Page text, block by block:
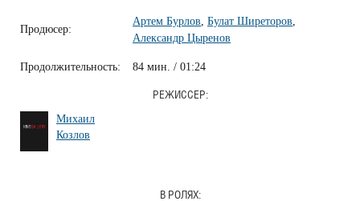
Продюсер:
Артем Бурлов, Булат Ширеторов,
Александр Цыренов
Продолжительность: 84 мин. / 01:24
РЕЖИССЕР:
Михаил
Козлов
В РОЛЯХ: